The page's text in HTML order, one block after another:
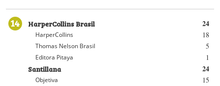
14 24
HarperCollins Brasil
18
HarperCollins
5
Thomas Nelson Brasil
1
Editora Pitaya
24
Santillana
15
Objetiva